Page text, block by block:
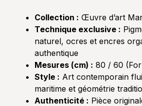
Collection : Œuvre d’art
Technique exclusive :
naturel, ocres et encres
authentique
Mesures (cm) : 80 / 60
Style : Art contemporain
maritime et géométrie
Authenticité : Pièce